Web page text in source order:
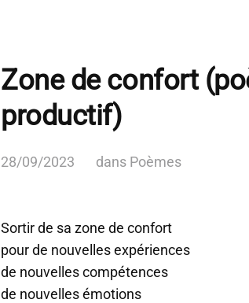
Zone de confort
productif)
28/09/2023 dans Poèmes
Sortir de sa zone de confort
pour de nouvelles expériences
de nouvelles compétences
de nouvelles émotions